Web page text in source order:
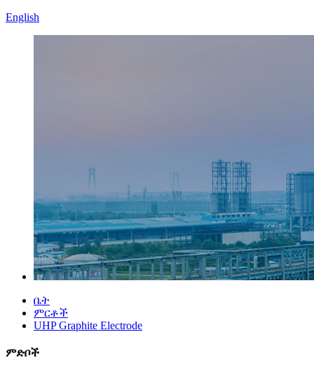
English
ቤት
ምርቶች
UHP Graphite Electrode
ምድቦች